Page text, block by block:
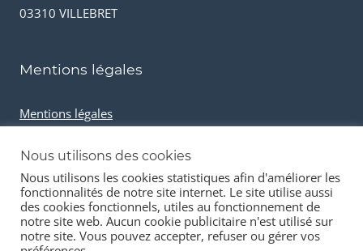
03310 VILLEBRET
Mentions légales
Mentions légales
Cookies et données personnelles
Nous utilisons des cookies
Nous utilisons les cookies statistiques afin d'améliorer les
fonctionnalités de notre site internet. Le site utilise aussi
des cookies fonctionnels, utiles au fonctionnement de
notre site web. Aucun cookie publicitaire n'est utilisé sur
notre site. Vous pouvez accepter, refuser ou gérer vos